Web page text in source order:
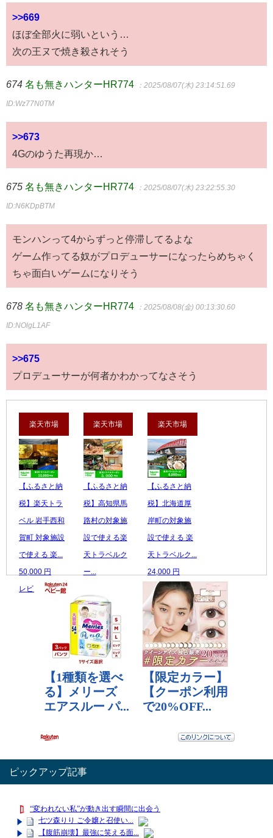
>>669
ほぼ全部火に弱いという…
次の王ヌで焼き殺されそう
674 名も無きハンターHR774 ：2025/08/07(木) 23:14:51.69
ID:Wz77N0TM
>>673
4Gのゆうた再現か…
675 名も無きハンターHR774 ：2025/08/07(木) 23:22:55.30
ID:N6KDpBTM
モンハンって4からずっと停滞してるよな
ゲーム作ってる奴がプロデューサーになったらめちゃく
ちゃ面白いゲームになりそう
678 名も無きハンターHR774 ：2025/08/08(金) 00:13:30.60
ID:NOlgL1AF
>>675
プロデューサーが何者かわかってなさそう
楽天市場
【ふるさと納
税】楽天トラ
ベル 岩手西和
賀町 対象施設
で使える 楽...
50,000 円
レビュー数：0
楽天市場
【ふるさと納
税】高知県馬
路村の対象施
設で使える楽
天トラベルク
ー...
レビュー数：0
楽天市場
【ふるさと納
税】北海道厚
岸町の対象施
設で使える 楽
天トラベルク...
24,000 円
レビュー数：0
ピックアップ記事